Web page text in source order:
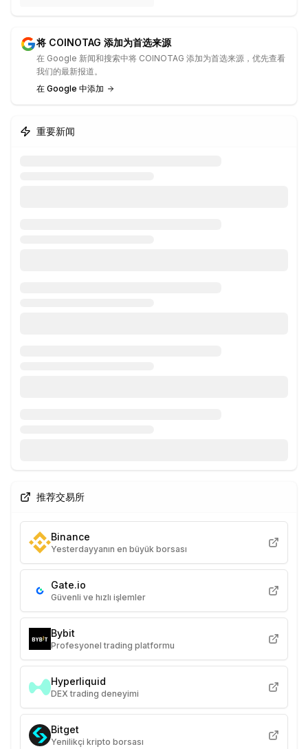
将 COINOTAG 添加为首选来源
在 Google 新闻和搜索中将 COINOTAG 添加为首选来源，优先查看
我们的最新报道。
在 Google 中添加
重要新闻
推荐交易所
Binance
Yesterdayyanın en büyük borsası
Gate.io
Güvenli ve hızlı işlemler
Bybit
Profesyonel trading platformu
Hyperliquid
DEX trading deneyimi
Bitget
Yenilikçi kripto borsası